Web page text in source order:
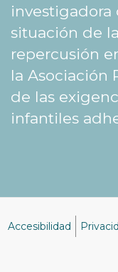
investigadora
situación de
repercusión
la Asociación
de las
infantiles
Accesibilidad